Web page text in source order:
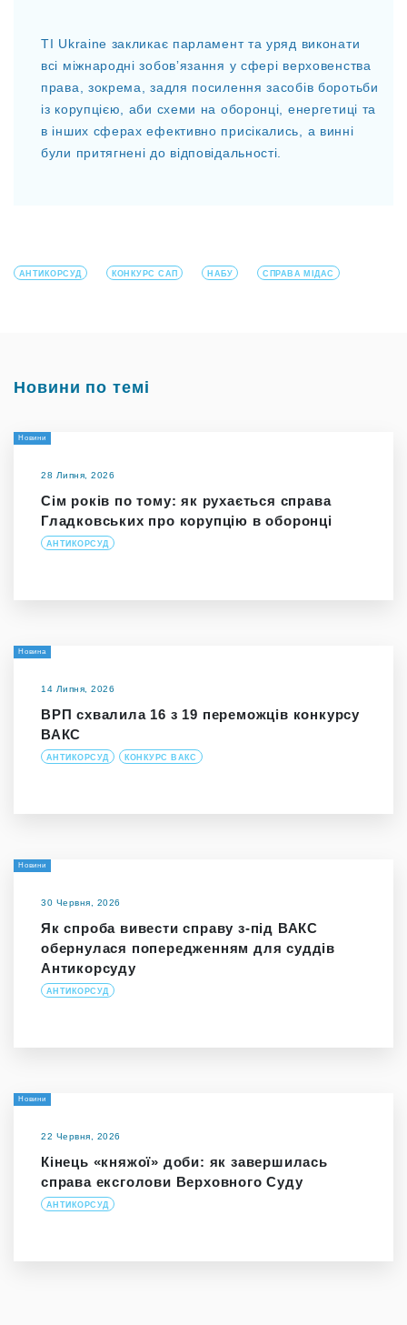
TI Ukraine закликає парламент та уряд виконати
всі міжнародні зобовʼязання у сфері верховенства
права, зокрема, задля посилення засобів боротьби
із корупцією, аби схеми на оборонці, енергетиці та
в інших сферах ефективно присікались, а винні
були притягнені до відповідальності.
АНТИКОРСУД КОНКУРС САП НАБУ СПРАВА МІДАС
Новини по темі
Новини
28 Липня, 2026
Сім років по тому: як рухається справа
Гладковських про корупцію в оборонці
АНТИКОРСУД
Новина
14 Липня, 2026
ВРП схвалила 16 з 19 переможців конкурсу
ВАКС
АНТИКОРСУД КОНКУРС ВАКС
Новини
30 Червня, 2026
Як спроба вивести справу з-під ВАКС
обернулася попередженням для суддів
Антикорсуду
АНТИКОРСУД
Новини
22 Червня, 2026
Кінець «княжої» доби: як завершилась
справа ексголови Верховного Суду
АНТИКОРСУД